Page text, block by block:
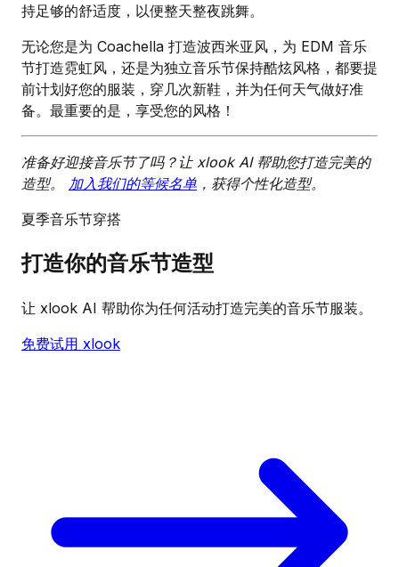
持足够的舒适度，以便整天整夜跳舞。
无论您是为 Coachella 打造波西米亚风，为 EDM 音乐
节打造霓虹风，还是为独立音乐节保持酷炫风格，都要提
前计划好您的服装，穿几次新鞋，并为任何天气做好准
备。最重要的是，享受您的风格！
准备好迎接音乐节了吗？让 xlook AI 帮助您打造完美的
造型。 加入我们的等候名单 ，获得个性化造型。
夏季音乐节穿搭
打造你的音乐节造型
让 xlook AI 帮助你为任何活动打造完美的音乐节服装。
免费试用 xlook